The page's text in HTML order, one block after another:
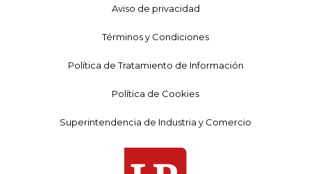
Aviso de privacidad
Términos y Condiciones
Política de Tratamiento de Información
Política de Cookies
Superintendencia de Industria y Comercio